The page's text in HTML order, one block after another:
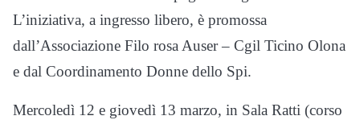
L’iniziativa, a ingresso libero, è promossa
dall’Associazione Filo rosa Auser – Cgil Ticino Olona
e dal Coordinamento Donne dello Spi.
Mercoledì 12 e giovedì 13 marzo, in Sala Ratti (corso